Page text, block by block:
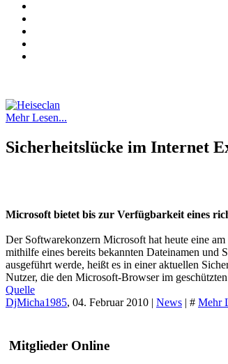
Mehr Lesen...
Sicherheitslücke im Internet
Microsoft bietet bis zur Verfügbarkeit eines
Der Softwarekonzern Microsoft hat heute eine
mithilfe eines bereits bekannten Dateinamen und
ausgeführt werde, heißt es in einer aktuellen
Nutzer, die den Microsoft-Browser im
Quelle
DjMicha1985, 04. Februar 2010 | News | # Mehr
Mitglieder Online